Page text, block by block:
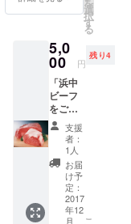
んな自
す。 浜
中町の
皆さん
がご協
力して
くださ
り、ブ
ランド
豚「ほ
えいと
ん」を
限定5個
ご用意
致しま
を
選
択
す
る
5,0
00 円
残り4
「浜中
ビーフ
をご用
意致し
まし
た！」
浜中町
は道内
でも有
数の酪
農、漁
支援
者：
1人
お届
け予
定：
2017
年12
月